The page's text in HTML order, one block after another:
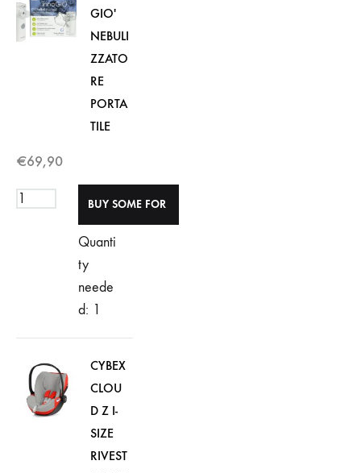
GIO'
NEBULI
ZZATO
RE
PORTA
TILE
€69,90
Quanti
ty
neede
d: 1
CYBEX
CLOU
D Z I-
SIZE
RIVEST